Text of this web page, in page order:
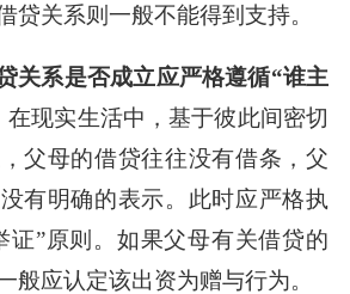
贷关系则一般不能得到支持。
关系是否成立应严格遵循“谁主
在现实生活中，基于彼此间密切
父母的借贷往往没有借条，父
有明确的表示。此时应严格执
证”原则。如果父母有关借贷的
般应认定该出资为赠与行为。